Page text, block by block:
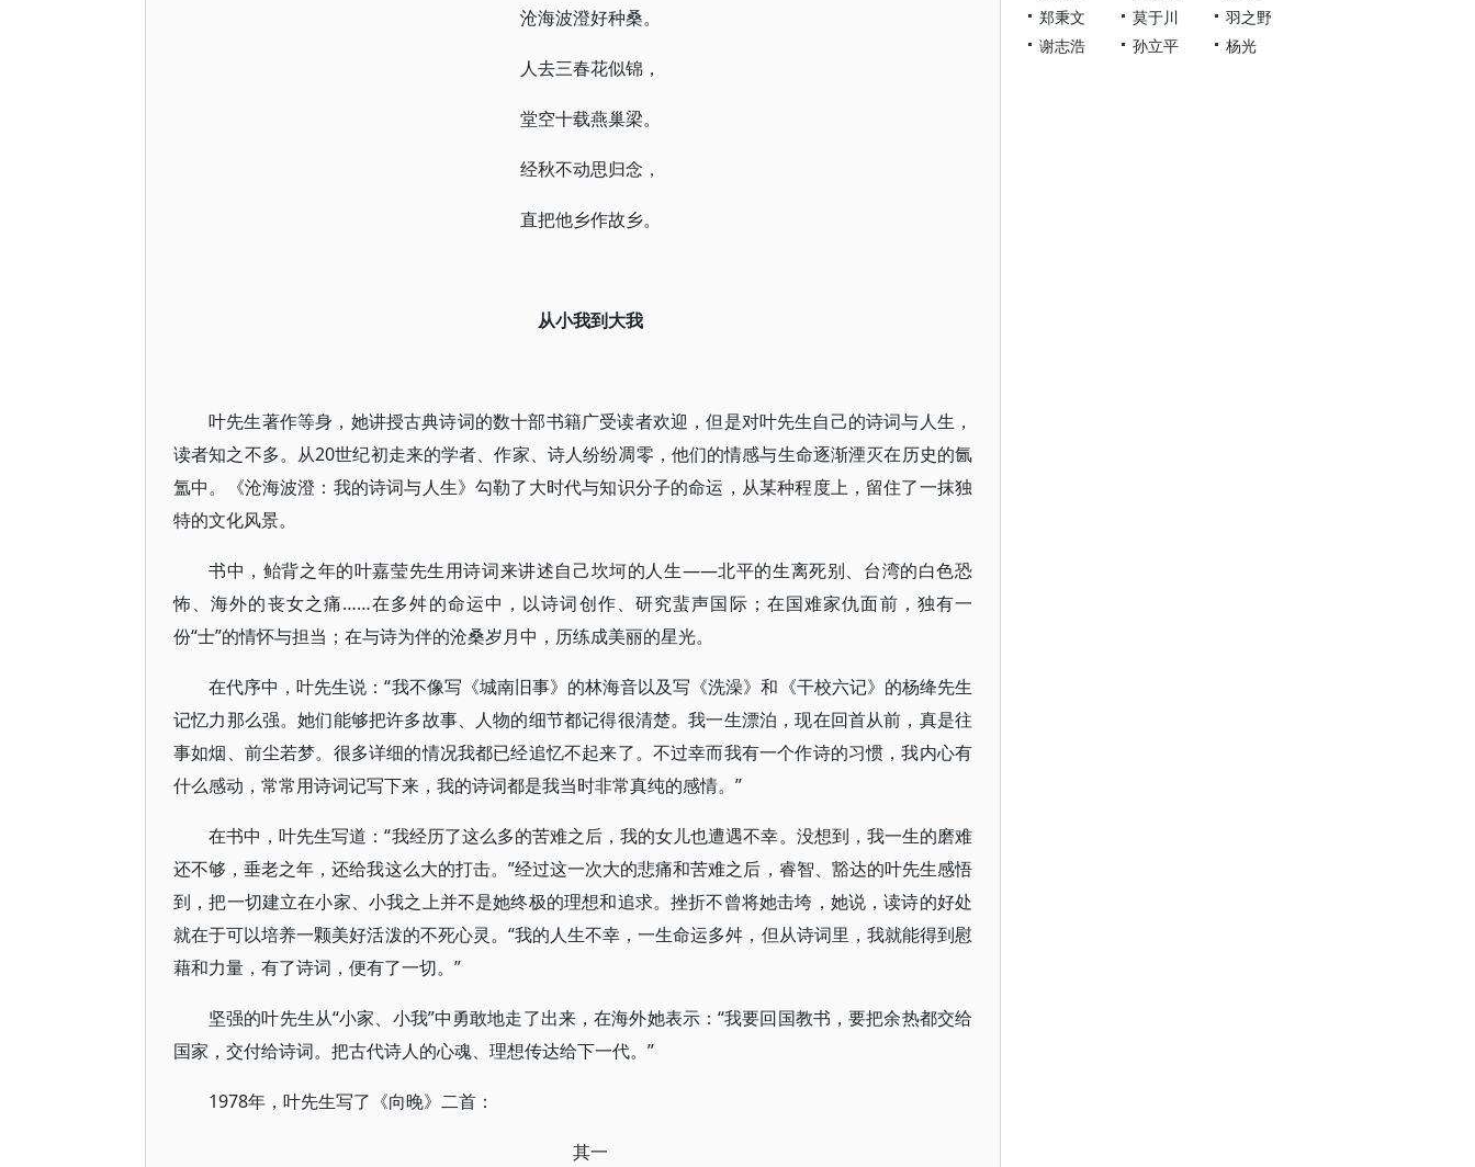
沧海波澄好种桑。
人去三春花似锦，
堂空十载燕巢梁。
经秋不动思归念，
直把他乡作故乡。
从小我到大我
叶先生著作等身，她讲授古典诗词的数十部书籍广受读者欢迎，但是对叶先生自己的诗词与人生，
读者知之不多。从20世纪初走来的学者、作家、诗人纷纷凋零，他们的情感与生命逐渐湮灭在历史的氤
氲中。《沧海波澄：我的诗词与人生》勾勒了大时代与知识分子的命运，从某种程度上，留住了一抹独
特的文化风景。
书中，鲐背之年的叶嘉莹先生用诗词来讲述自己坎坷的人生——北平的生离死别、台湾的白色恐
怖、海外的丧女之痛……在多舛的命运中，以诗词创作、研究蜚声国际；在国难家仇面前，独有一
份“士”的情怀与担当；在与诗为伴的沧桑岁月中，历练成美丽的星光。
在代序中，叶先生说：“我不像写《城南旧事》的林海音以及写《洗澡》和《干校六记》的杨绛先生
记忆力那么强。她们能够把许多故事、人物的细节都记得很清楚。我一生漂泊，现在回首从前，真是往
事如烟、前尘若梦。很多详细的情况我都已经追忆不起来了。不过幸而我有一个作诗的习惯，我内心有
什么感动，常常用诗词记写下来，我的诗词都是我当时非常真纯的感情。”
在书中，叶先生写道：“我经历了这么多的苦难之后，我的女儿也遭遇不幸。没想到，我一生的磨难
还不够，垂老之年，还给我这么大的打击。”经过这一次大的悲痛和苦难之后，睿智、豁达的叶先生感悟
到，把一切建立在小家、小我之上并不是她终极的理想和追求。挫折不曾将她击垮，她说，读诗的好处
就在于可以培养一颗美好活泼的不死心灵。“我的人生不幸，一生命运多舛，但从诗词里，我就能得到慰
藉和力量，有了诗词，便有了一切。”
坚强的叶先生从“小家、小我”中勇敢地走了出来，在海外她表示：“我要回国教书，要把余热都交给
国家，交付给诗词。把古代诗人的心魂、理想传达给下一代。”
1978年，叶先生写了《向晚》二首：
其一
郑秉文
莫于川
羽之野
谢志浩
孙立平 杨光